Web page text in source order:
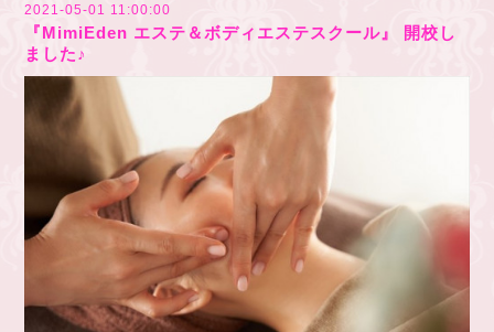
2021-05-01 11:00:00
『MimiEden エステ＆ボディエステスクール』 開校し
ました♪